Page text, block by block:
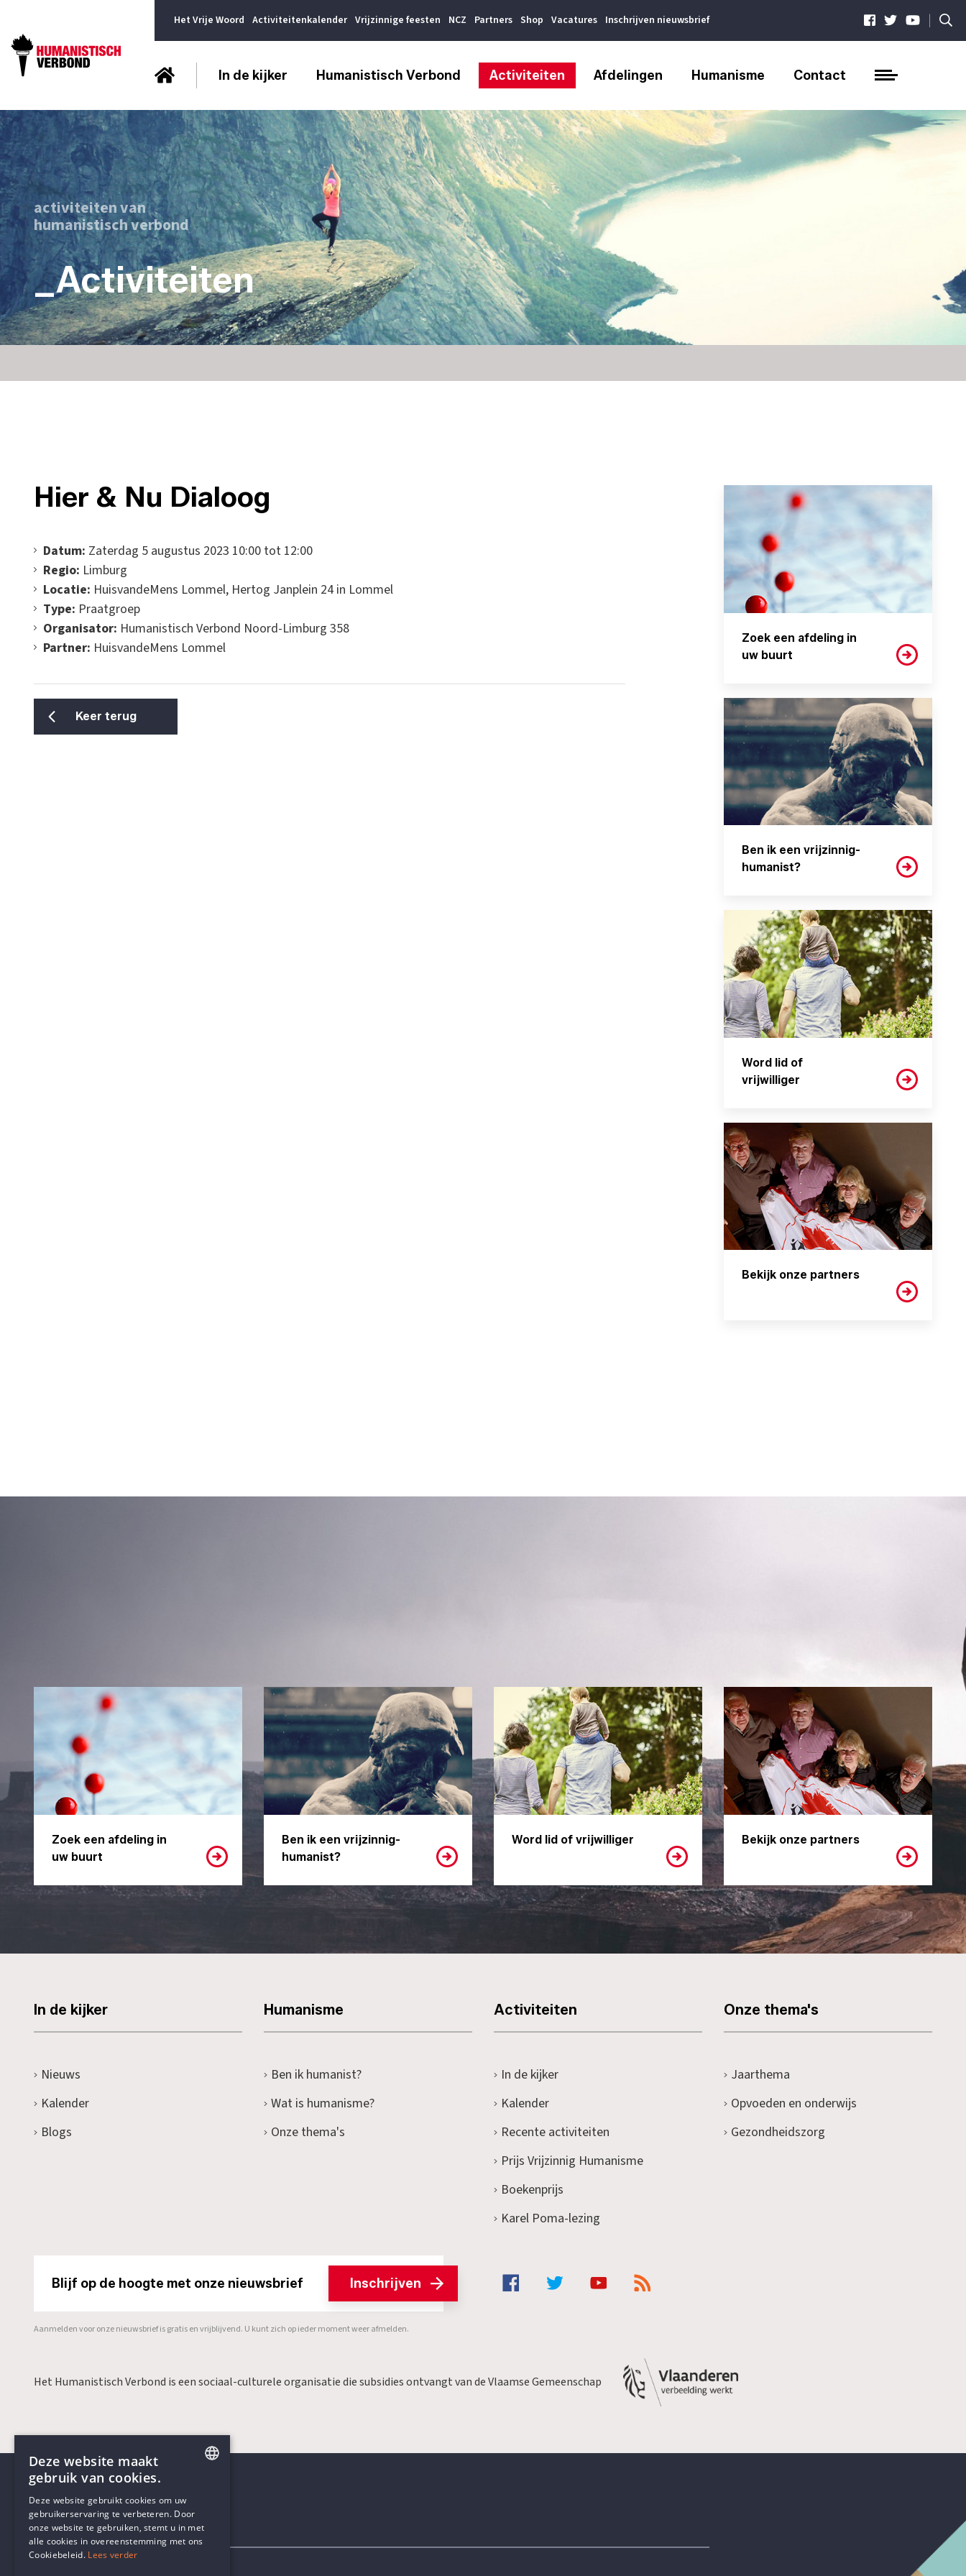
Het Vrije Woord Activiteitenkalender Vrijzinnige feesten NCZ Partners Shop Vacatures Inschrijven nieuwsbrief |
In de kijker Humanistisch Verbond Activiteiten Afdelingen Humanisme Contact
activiteiten van
humanistisch verbond
_Activiteiten
Hier & Nu Dialoog
Datum: Zaterdag 5 augustus 2023 10:00 tot 12:00
Regio: Limburg
Locatie: HuisvandeMens Lommel, Hertog Janplein 24 in Lommel
Type: Praatgroep
Organisator: Humanistisch Verbond Noord-Limburg 358
Partner: HuisvandeMens Lommel
Keer terug
Zoek een afdeling in
uw buurt
Ben ik een vrijzinnig-
humanist?
Word lid of
vrijwilliger
Bekijk onze partners
Zoek een afdeling in
uw buurt
Ben ik een vrijzinnig-
humanist?
Word lid of vrijwilliger Bekijk onze partners
In de kijker
Nieuws
Kalender
Blogs
Humanisme
Ben ik humanist?
Wat is humanisme?
Onze thema's
Activiteiten
In de kijker
Kalender
Recente activiteiten
Prijs Vrijzinnig Humanisme
Boekenprijs
Karel Poma-lezing
Onze thema's
Jaarthema
Opvoeden en onderwijs
Gezondheidszorg
Blijf op de hoogte met onze nieuwsbrief Inschrijven
Aanmelden voor onze nieuwsbrief is gratis en vrijblijvend. U kunt zich op ieder moment weer afmelden.
Het Humanistisch Verbond is een sociaal-culturele organisatie die subsidies ontvangt van de Vlaamse Gemeenschap
Contactgegevens
DUTCH
Deze website maakt
gebruik van cookies.
Deze website gebruikt cookies om uw
gebruikerservaring te verbeteren. Door
onze website te gebruiken, stemt u in met
alle cookies in overeenstemming met ons
Cookiebeleid. Lees verder